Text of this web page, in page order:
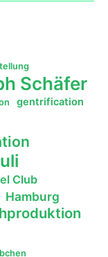
Schäfer
gentrification
Club
Hamburg